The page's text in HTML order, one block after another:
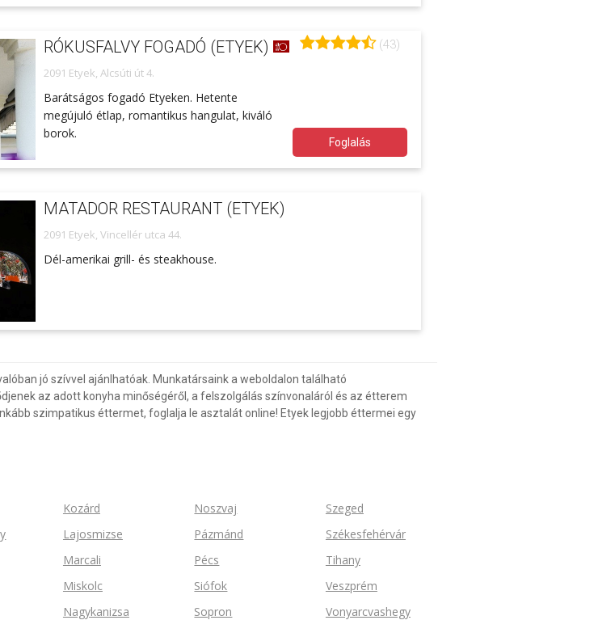
RÓKUSFALVY FOGADÓ (ETYEK)
2091 Etyek, Alcsúti út 4.
Barátságos fogadó Etyeken. Hetente
megújuló étlap, romantikus hangulat, kiváló
borok.
(43)
Foglalás
MATADOR RESTAURANT (ETYEK)
2091 Etyek, Vincellér utca 44.
Dél-amerikai grill- és steakhouse.
jó szívvel ajánlhatóak. Munkatársaink a weboldalon található
az adott konyha minőségéről, a felszolgálás színvonaláról és az étterem
szimpatikus éttermet, foglalja le asztalát online! Etyek legjobb éttermei egy
Kozárd
Lajosmizse
Marcali
Miskolc
Nagykanizsa
Noszvaj
Pázmánd
Pécs
Siófok
Sopron
Szeged
Székesfehérvár
Tihany
Veszprém
Vonyarcvashegy